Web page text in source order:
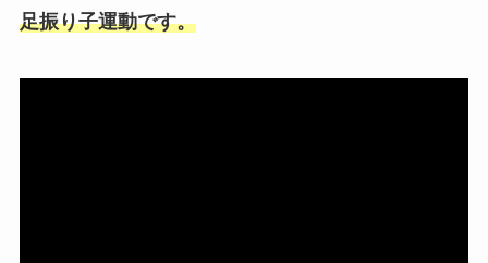
足振り子運動です。